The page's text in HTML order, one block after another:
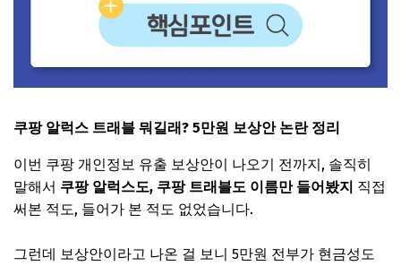
쿠팡 알럭스 트래블 뭐길래? 5만원 보상안 논란 정리
이번 쿠팡 개인정보 유출 보상안이 나오기 전까지, 솔직히
말해서 쿠팡 알럭스도, 쿠팡 트래블도 이름만 들어봤지 직접
써본 적도, 들어가 본 적도 없었습니다.
그런데 보상안이라고 나온 걸 보니 5만원 전부가 현금성도